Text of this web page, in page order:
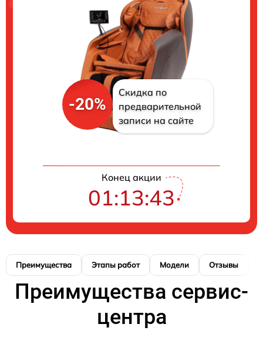
-20%
Скидка по
предварительной
записи на сайте
Конец акции
01:13:42
Преимущества Этапы работ Модели Отзывы
Преимущества сервис-
центра